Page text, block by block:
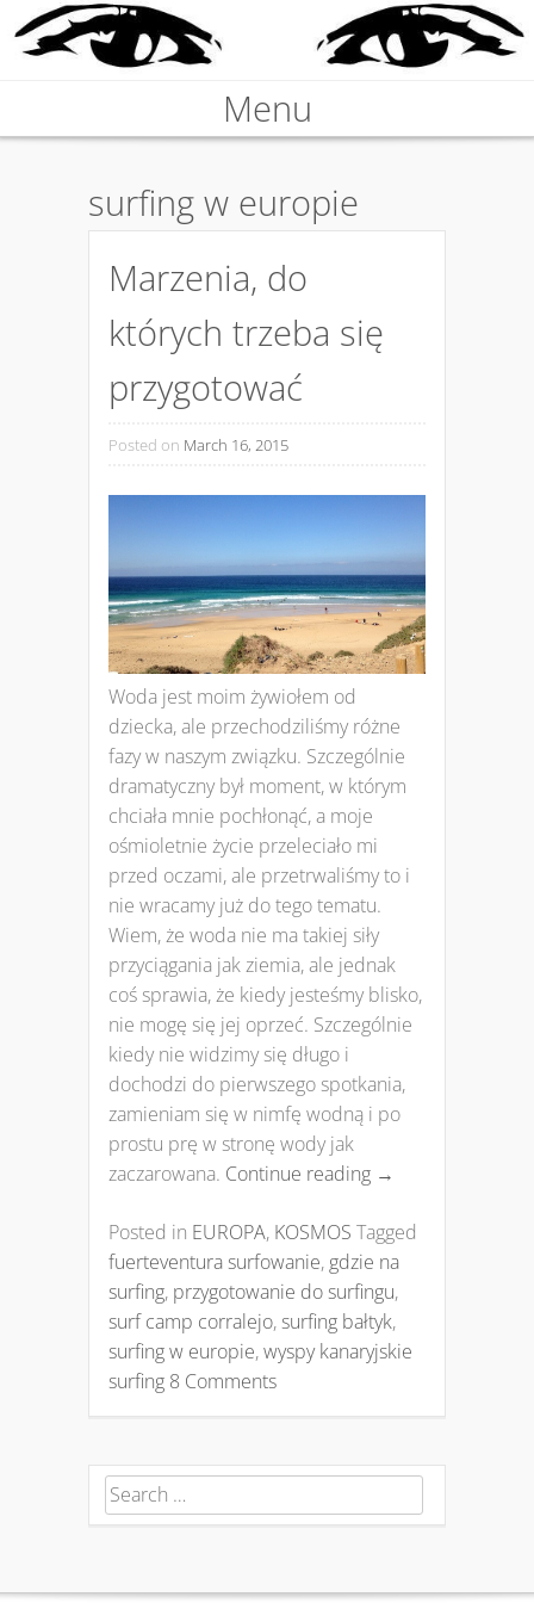
KARABOSKA
Menu
surfing w europie
Marzenia, do
których trzeba się
przygotować
Posted on March 16, 2015
Woda jest moim żywiołem od
dziecka, ale przechodziliśmy różne
fazy w naszym związku. Szczególnie
dramatyczny był moment, w którym
chciała mnie pochłonąć, a moje
ośmioletnie życie przeleciało mi
przed oczami, ale przetrwaliśmy to i
nie wracamy już do tego tematu.
Wiem, że woda nie ma takiej siły
przyciągania jak ziemia, ale jednak
coś sprawia, że kiedy jesteśmy blisko,
nie mogę się jej oprzeć. Szczególnie
kiedy nie widzimy się długo i
dochodzi do pierwszego spotkania,
zamieniam się w nimfę wodną i po
prostu prę w stronę wody jak
zaczarowana. Continue reading →
Posted in EUROPA, KOSMOS Tagged
fuerteventura surfowanie, gdzie na
surfing, przygotowanie do surfingu,
surf camp corralejo,surfing bałtyk,
surfing w europie,wyspy kanaryjskie
surfing 8 Comments
Search for: